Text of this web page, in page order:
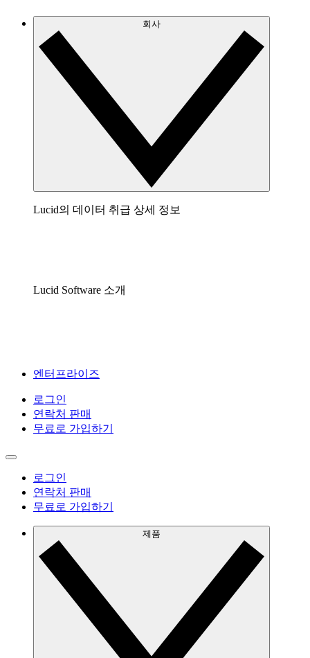
회사
Lucid의 데이터 취급 상세 정보
Lucid Software 소개
엔터프라이즈
로그인
연락처 판매
무료로 가입하기
로그인
연락처 판매
무료로 가입하기
제품